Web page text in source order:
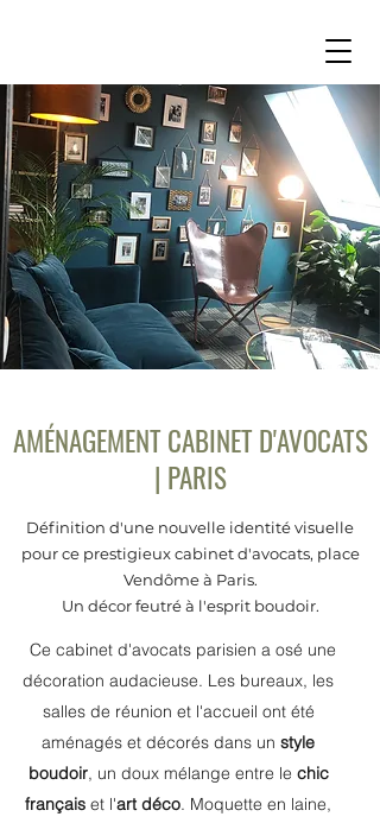
AMÉNAGEMENT CABINET D'AVOCATS
| PARIS
Définition d'une nouvelle identité visuelle
pour ce prestigieux cabinet d'avocats, place
Vendôme à Paris.
Un décor feutré à l'esprit boudoir.
Ce cabinet d'avocats parisien a osé une
décoration audacieuse. Les bureaux, les
salles de réunion et l'accueil ont été
aménagés et décorés dans un style
boudoir, un doux mélange entre le chic
français et l'art déco. Moquette en laine,